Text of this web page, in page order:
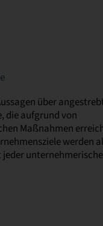
über
die aufgrund von
Maßnahmen
werden